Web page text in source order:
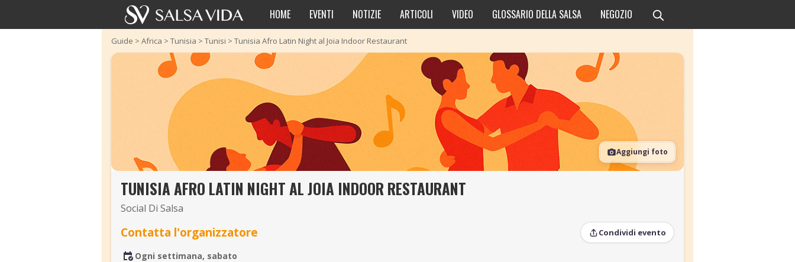
HOME EVENTI NOTIZIE ARTICOLI VIDEO GLOSSARIO DELLA SALSA NEGOZIO
Guide > Africa > Tunisia > Tunisi > Tunisia Afro Latin Night al Joia Indoor Restaurant
Aggiungi foto
TUNISIA AFRO LATIN NIGHT AL JOIA INDOOR RESTAURANT
Social Di Salsa
Contatta l'organizzatore Condividi evento
Ogni settimana, sabato